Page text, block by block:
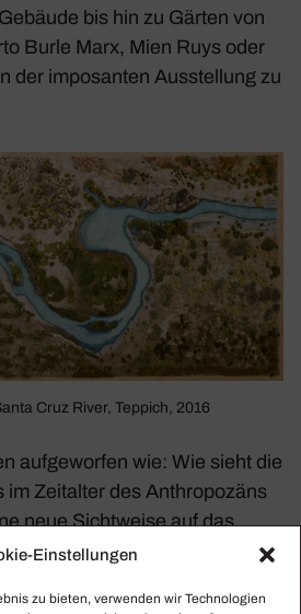
Einstellungen
zu bieten, verwenden wir Technologien
bis hin zu Gärten von
Burle Marx, Mien Ruys oder
der impo­santen Ausstel­lung zu
Cruz River, Teppich, 2016
aufge­worfen wie: Wie sieht die
im Zeit­alter des Anthro­po­zäns
neue Sicht­weise auf das
Zukunft beitragen?